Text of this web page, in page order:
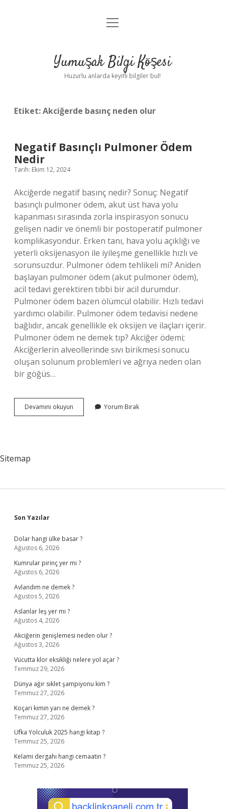
Anasayfa
Yasal Uyarı
menüyü
Yumuşak Bilgi Köşesi
Huzurlu anlarda keyifli bilgiler bul!
Etiket:Akciğerde basınç neden olur
Negatif Basınçlı Pulmoner Ödem
Nedir
Tarih: Ekim 12, 2024
Akciğerde negatif basınç nedir? Sonuç: Negatif
basınçlı pulmoner ödem, akut üst hava yolu
kapanması sırasında zorla inspirasyon sonucu
gelişen nadir ve önemli bir postoperatif pulmoner
komplikasyondur. Erken tanı, hava yolu açıklığı ve
yeterli oksijenasyon ile iyileşme genellikle hızlı ve
sorunsuzdur. Pulmoner ödem tehlikeli mi? Aniden
başlayan pulmoner ödem (akut pulmoner ödem),
acil tedavi gerektiren tıbbi bir acil durumdur.
Pulmoner ödem bazen ölümcül olabilir. Hızlı tedavi
yardımcı olabilir. Pulmoner ödem tedavisi nedene
bağlıdır, ancak genellikle ek oksijen ve ilaçları içerir.
Pulmoner ödem ne demek tıp? Akciğer ödemi;
Akciğerlerin alveollerinde sıvı birikmesi sonucu
oluşan solunum problemleri ve ağrıya neden olan
bir göğüs…
Devamını okuyun
Basınçlı
Yorum Bırak
Sitemap
Sidebar
Son Yazılar
Dolar hangi ülke basar ?
Ağustos 6, 2026
Kumrular pirinç yer mi ?
Ağustos 6, 2026
Avlandım ne demek ?
Ağustos 5, 2026
Aslanlar leş yer mi ?
Ağustos 4, 2026
Akciğerin genişlemesi neden olur ?
Ağustos 3, 2026
Vücutta klor eksikliği nelere yol açar ?
Temmuz 29, 2026
Dünya ağır sıklet şampiyonu kim ?
Temmuz 27, 2026
Koçari kimin yarı ne demek ?
Temmuz 27, 2026
Ufka Yolculuk 2025 hangi kitap ?
Temmuz 25, 2026
Kelami dergahı hangi cemaatin ?
Temmuz 25, 2026